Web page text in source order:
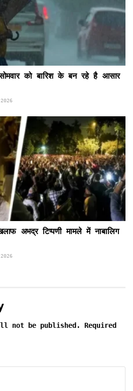
को बारिश के बन रहे है आसार
अभद्र टिप्पणी मामले में नाबालिग
not be published.
Required